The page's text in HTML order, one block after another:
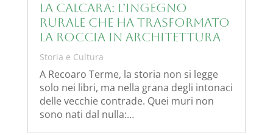
La Calcara: l’ingegno
rurale che ha trasformato
la roccia in architettura
Storia e Cultura
A Recoaro Terme, la storia non si legge
solo nei libri, ma nella grana degli intonaci
delle vecchie contrade. Quei muri non
sono nati dal nulla:…